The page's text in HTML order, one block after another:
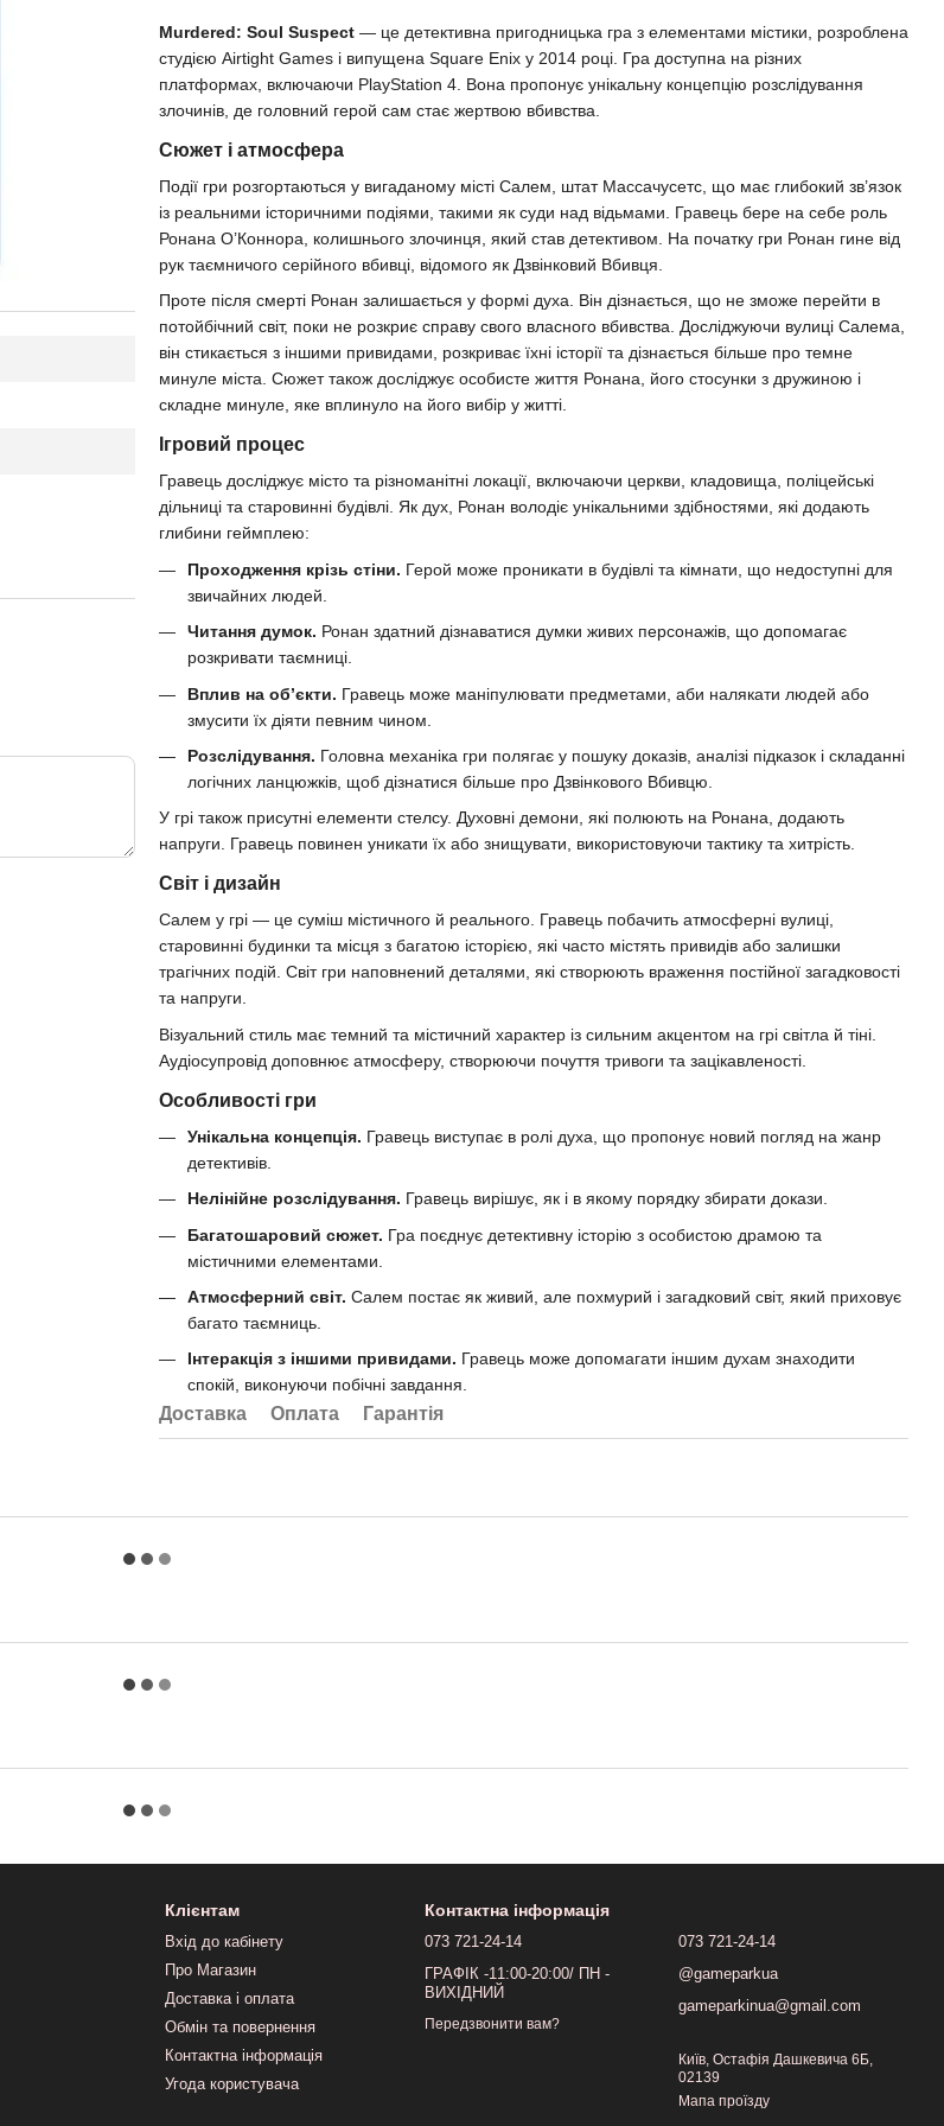
Murdered: Soul Suspect — це детективна пригодницька гра з елементами містики, розроблена
студією Airtight Games і випущена Square Enix у 2014 році. Гра доступна на різних
платформах, включаючи PlayStation 4. Вона пропонує унікальну концепцію розслідування
злочинів, де головний герой сам стає жертвою вбивства.
Сюжет і атмосфера
Події гри розгортаються у вигаданому місті Салем, штат Массачусетс, що має глибокий зв’язок
із реальними історичними подіями, такими як суди над відьмами. Гравець бере на себе роль
Ронана О’Коннора, колишнього злочинця, який став детективом. На початку гри Ронан гине від
рук таємничого серійного вбивці, відомого як Дзвінковий Вбивця.
Проте після смерті Ронан залишається у формі духа. Він дізнається, що не зможе перейти в
потойбічний світ, поки не розкриє справу свого власного вбивства. Досліджуючи вулиці Салема,
він стикається з іншими привидами, розкриває їхні історії та дізнається більше про темне
минуле міста. Сюжет також досліджує особисте життя Ронана, його стосунки з дружиною і
складне минуле, яке вплинуло на його вибір у житті.
Ігровий процес
Гравець досліджує місто та різноманітні локації, включаючи церкви, кладовища, поліцейські
дільниці та старовинні будівлі. Як дух, Ронан володіє унікальними здібностями, які додають
глибини геймплею:
Проходження крізь стіни. Герой може проникати в будівлі та кімнати, що недоступні для
звичайних людей.
Читання думок. Ронан здатний дізнаватися думки живих персонажів, що допомагає
розкривати таємниці.
Вплив на об’єкти. Гравець може маніпулювати предметами, аби налякати людей або
змусити їх діяти певним чином.
Розслідування. Головна механіка гри полягає у пошуку доказів, аналізі підказок і складанні
логічних ланцюжків, щоб дізнатися більше про Дзвінкового Вбивцю.
У грі також присутні елементи стелсу. Духовні демони, які полюють на Ронана, додають
напруги. Гравець повинен уникати їх або знищувати, використовуючи тактику та хитрість.
Світ і дизайн
Салем у грі — це суміш містичного й реального. Гравець побачить атмосферні вулиці,
старовинні будинки та місця з багатою історією, які часто містять привидів або залишки
трагічних подій. Світ гри наповнений деталями, які створюють враження постійної загадковості
та напруги.
Візуальний стиль має темний та містичний характер із сильним акцентом на грі світла й тіні.
Аудіосупровід доповнює атмосферу, створюючи почуття тривоги та зацікавленості.
Особливості гри
Унікальна концепція. Гравець виступає в ролі духа, що пропонує новий погляд на жанр
детективів.
Нелінійне розслідування. Гравець вирішує, як і в якому порядку збирати докази.
Багатошаровий сюжет. Гра поєднує детективну історію з особистою драмою та
містичними елементами.
Атмосферний світ. Салем постає як живий, але похмурий і загадковий світ, який приховує
багато таємниць.
Інтеракція з іншими привидами. Гравець може допомагати іншим духам знаходити
спокій, виконуючи побічні завдання.
Доставка Оплата Гарантія
Клієнтам
Вхід до кабінету
Про Магазин
Доставка і оплата
Обмін та повернення
Контактна інформація
Угода користувача
Контактна інформація
073 721-24-14
ГРАФІК -11:00-20:00/ ПН -
ВИХІДНИЙ
Передзвонити вам?
073 721-24-14
@gameparkua
gameparkinua@gmail.com
Київ, Остафія Дашкевича 6Б,
02139
Мапа проїзду